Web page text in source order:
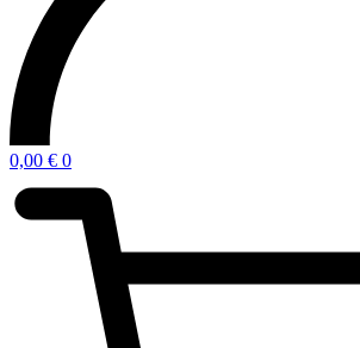
0,00 € 0